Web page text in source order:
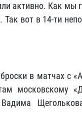
активно. Как мы
вот в 14-ти
в матчах с
московскому